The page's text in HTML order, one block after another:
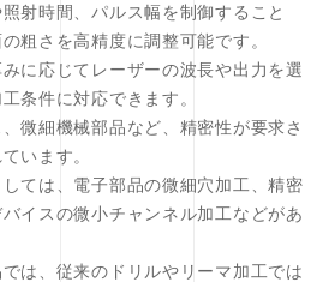
射時間、パルス幅を制御すること
粗さを高精度に調整可能です。
に応じてレーザーの波長や出力を選
条件に対応できます。
微細機械部品など、精密性が要求さ
います。
ては、電子部品の微細穴加工、精密
イスの微小チャンネル加工などがあ
は、従来のドリルやリーマ加工では